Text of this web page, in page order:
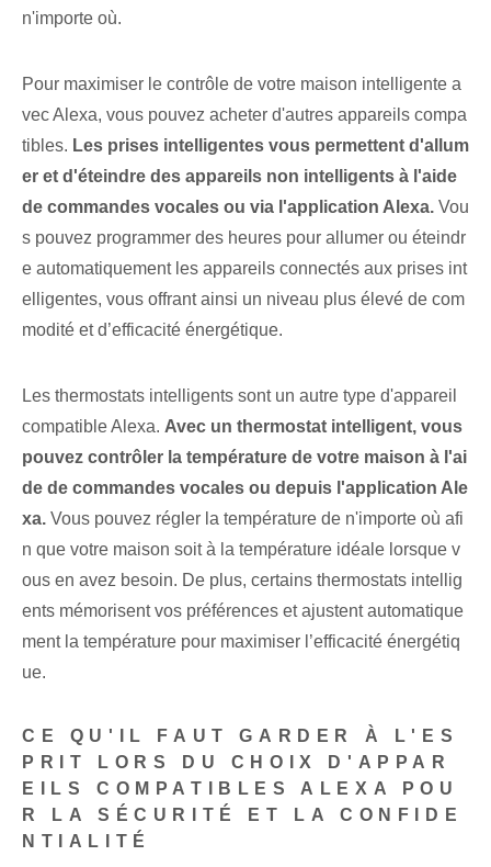
n'importe où.
Pour maximiser le contrôle de votre maison intelligente a
vec Alexa, vous pouvez acheter d'autres appareils compa
tibles. Les prises intelligentes vous permettent d'allum
er et d'éteindre des appareils non intelligents à l'aide
de commandes vocales ou via l'application Alexa. Vou
s pouvez programmer des heures pour allumer ou éteindr
e automatiquement les appareils connectés aux prises int
elligentes, vous offrant ainsi un niveau plus élevé de com
modité et d’efficacité énergétique.
Les thermostats intelligents sont un autre type d'appareil
compatible Alexa. Avec un thermostat intelligent, vous
pouvez contrôler la température de votre maison à l'ai
de de commandes vocales ou depuis l'application Ale
xa. Vous pouvez régler la température de n'importe où afi
n que votre maison soit à la température idéale lorsque v
ous en avez besoin. De plus, certains thermostats intellig
ents mémorisent vos préférences et ajustent automatique
ment la température pour maximiser l’efficacité énergétiq
ue.
CE QU'IL FAUT GARDER À L'ES
PRIT LORS DU CHOIX D'APPAR
EILS COMPATIBLES ALEXA POU
R LA SÉCURITÉ ET LA CONFIDE
NTIALITÉ